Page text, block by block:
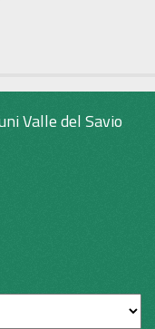
Valle del Savio